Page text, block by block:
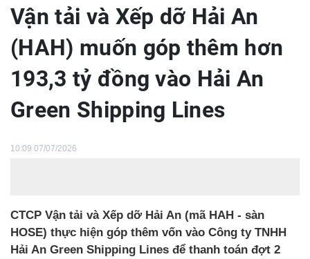
Vận tải và Xếp dỡ Hải An
(HAH) muốn góp thêm hơn
193,3 tỷ đồng vào Hải An
Green Shipping Lines
10:09 07/07/2026
CTCP Vận tải và Xếp dỡ Hải An (mã HAH - sàn
HOSE) thực hiện góp thêm vốn vào Công ty TNHH
Hải An Green Shipping Lines để thanh toán đợt 2